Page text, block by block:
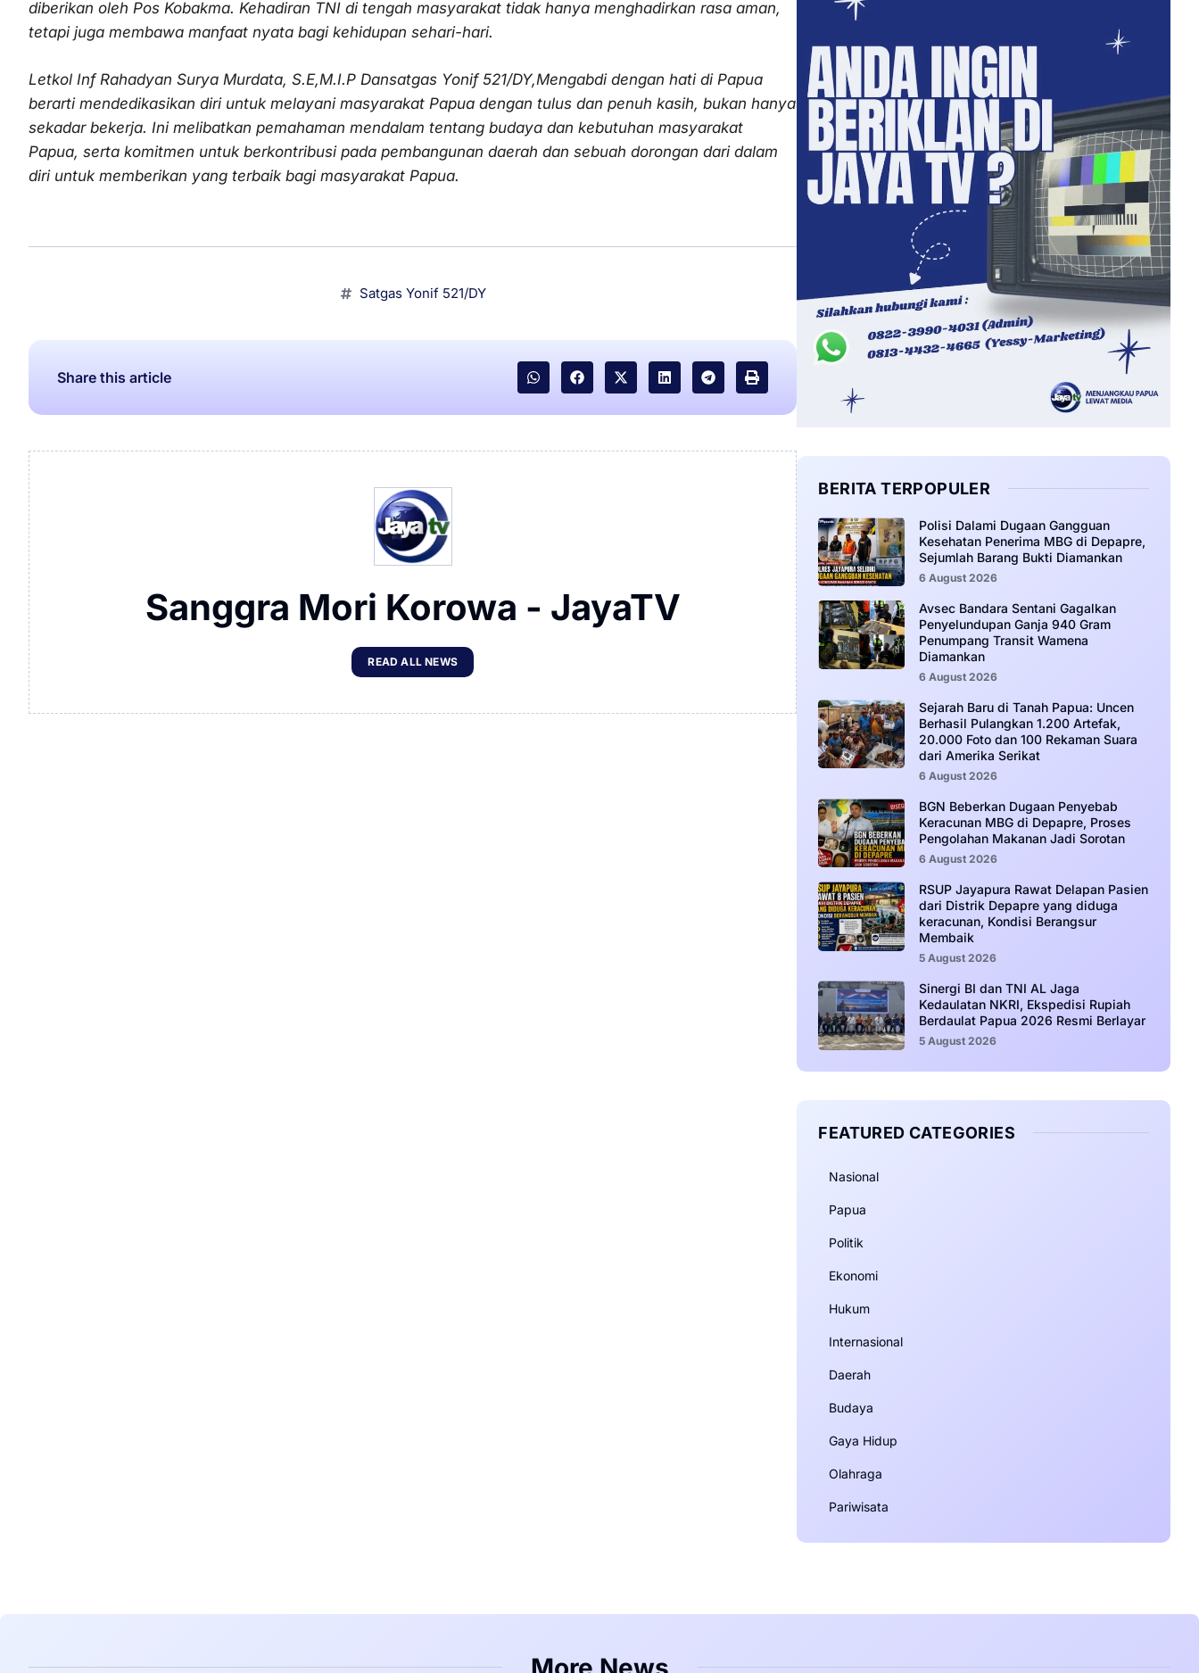
diberikan oleh Pos Kobakma. Kehadiran TNI di tengah masyarakat tidak hanya menghadirkan rasa aman,
tetapi juga membawa manfaat nyata bagi kehidupan sehari-hari.
Letkol Inf Rahadyan Surya Murdata, S.E,M.I.P Dansatgas Yonif 521/DY,Mengabdi dengan hati di Papua
berarti mendedikasikan diri untuk melayani masyarakat Papua dengan tulus dan penuh kasih, bukan hanya
sekadar bekerja. Ini melibatkan pemahaman mendalam tentang budaya dan kebutuhan masyarakat
Papua, serta komitmen untuk berkontribusi pada pembangunan daerah dan sebuah dorongan dari dalam
diri untuk memberikan yang terbaik bagi masyarakat Papua.
Satgas Yonif 521/DY
Share this article
Sanggra Mori Korowa - JayaTV
READ ALL NEWS
BERITA TERPOPULER
‎Polisi Dalami Dugaan Gangguan
Kesehatan Penerima MBG di Depapre,
Sejumlah Barang Bukti Diamankan
6 August 2026
Avsec Bandara Sentani Gagalkan
Penyelundupan Ganja 940 Gram
Penumpang Transit Wamena
Diamankan
6 August 2026
Sejarah Baru di Tanah Papua: Uncen
Berhasil Pulangkan 1.200 Artefak,
20.000 Foto dan 100 Rekaman Suara
dari Amerika Serikat
6 August 2026
BGN Beberkan Dugaan Penyebab
Keracunan MBG di Depapre, Proses
Pengolahan Makanan Jadi Sorotan
6 August 2026
RSUP Jayapura Rawat Delapan Pasien
dari Distrik Depapre yang diduga
keracunan, Kondisi Berangsur
Membaik
5 August 2026
Sinergi BI dan TNI AL Jaga
Kedaulatan NKRI, Ekspedisi Rupiah
Berdaulat Papua 2026 Resmi Berlayar
5 August 2026
FEATURED CATEGORIES
Nasional
Papua
Politik
Ekonomi
Hukum
Internasional
Daerah
Budaya
Gaya Hidup
Olahraga
Pariwisata